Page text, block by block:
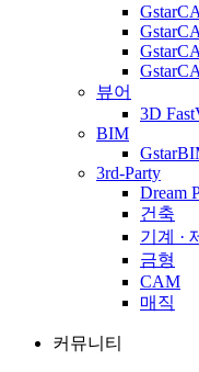
뷰어
3D
BIM
3rd-Party
Dream
건축
기계 ·
금형
CAM
매직
커뮤니티